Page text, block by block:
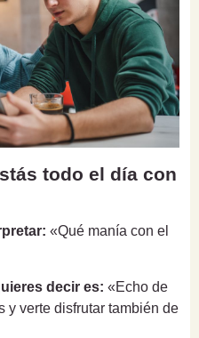
todo el día con
«Qué manía con el
decir es: «Echo de
y verte disfrutar también de